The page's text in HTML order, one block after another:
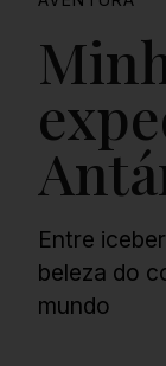
Entre
beleza do
mundo